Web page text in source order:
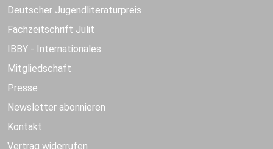
Deutscher Jugendliteraturpreis
Fachzeitschrift Julit
IBBY - Internationales
Mitgliedschaft
Presse
Newsletter abonnieren
Kontakt
Vertrag widerrufen